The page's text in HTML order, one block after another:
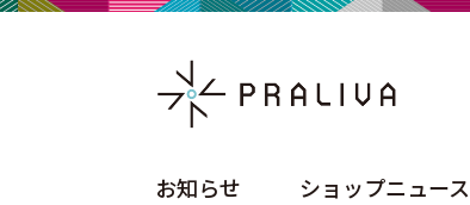
お知らせ ショップニュース